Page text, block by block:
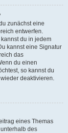
zunächst eine
entwerfen.
du in jedem
kannst eine Signatur
das
du einen
so kannst du
deaktivieren.
eines Themas
des